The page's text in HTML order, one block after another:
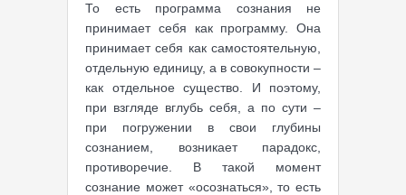
То есть программа сознания не
принимает себя как программу. Она
принимает себя как самостоятельную,
отдельную единицу, а в совокупности –
как отдельное существо. И поэтому,
при взгляде вглубь себя, а по сути –
при погружении в свои глубины
сознанием, возникает парадокс,
противоречие. В такой момент
сознание может «осознаться», то есть